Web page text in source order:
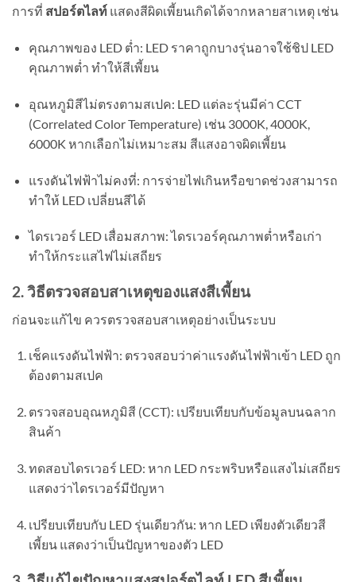
การที่ สปอร์ตไลท์ แสดงสีผิดเพี้ยนเกิดได้จากหลายสาเหตุ เช่น
คุณภาพของ LED ต่ำ: LED ราคาถูกบางรุ่นอาจใช้ชิป LED
คุณภาพต่ำ ทำให้สีเพี้ยน
อุณหภูมิสีไม่ตรงตามสเปค: LED แต่ละรุ่นมีค่า CCT
(Correlated Color Temperature) เช่น 3000K, 4000K,
6000K หากเลือกไม่เหมาะสม สีแสงอาจผิดเพี้ยน
แรงดันไฟฟ้าไม่คงที่: การจ่ายไฟเกินหรือขาดช่วงสามารถ
ทำให้ LED เปลี่ยนสีได้
ไดรเวอร์ LED เสื่อมสภาพ: ไดรเวอร์คุณภาพต่ำหรือเก่า
ทำให้กระแสไฟไม่เสถียร
2. วิธีตรวจสอบสาเหตุของแสงสีเพี้ยน
ก่อนจะแก้ไข ควรตรวจสอบสาเหตุอย่างเป็นระบบ
เช็คแรงดันไฟฟ้า: ตรวจสอบว่าค่าแรงดันไฟฟ้าเข้า LED ถูก
ต้องตามสเปค
ตรวจสอบอุณหภูมิสี (CCT): เปรียบเทียบกับข้อมูลบนฉลาก
สินค้า
ทดสอบไดรเวอร์ LED: หาก LED กระพริบหรือแสงไม่เสถียร
แสดงว่าไดรเวอร์มีปัญหา
เปรียบเทียบกับ LED รุ่นเดียวกัน: หาก LED เพียงตัวเดียวสี
เพี้ยน แสดงว่าเป็นปัญหาของตัว LED